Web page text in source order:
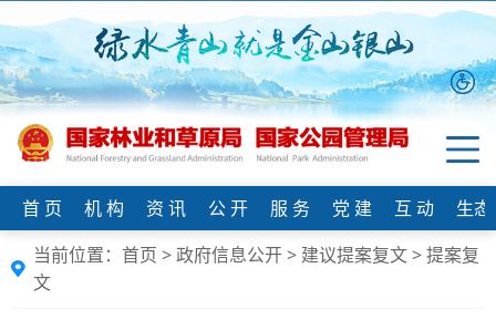
首 页 机 构 资 讯 公 开 服 务 党 建 互 动
生
当前位置： 首页 >政府信息公开>建议提案复文>提案复
文